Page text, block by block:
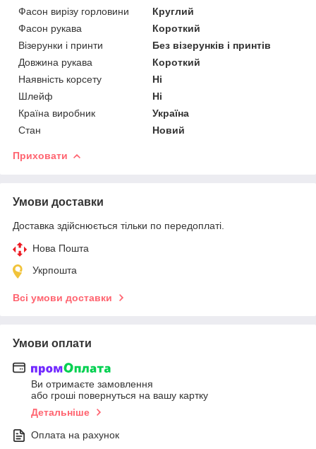
Фасон вирізу горловини
Круглий
Фасон рукава
Короткий
Візерунки і принти
Без візерунків і принтів
Довжина рукава
Короткий
Наявність корсету
Ні
Шлейф
Ні
Країна виробник
Україна
Стан
Новий
Приховати
Умови доставки
Доставка здійснюється тільки по передоплаті.
Нова Пошта
Укрпошта
Всі умови доставки
Умови оплати
Ви отримаєте замовлення
або гроші повернуться на вашу картку
Детальніше
Оплата на рахунок